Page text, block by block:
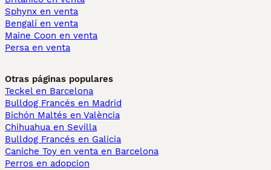
Sphynx en venta
Bengalí en venta
Maine Coon en venta
Persa en venta
Otras páginas populares
Teckel en Barcelona
Bulldog Francés en Madrid
Bichón Maltés en València
Chihuahua en Sevilla
Bulldog Francés en Galicia
Caniche Toy en venta en Barcelona
Perros en adopcion